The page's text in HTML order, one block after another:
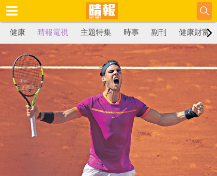
健康 晴報電視 主題特集 時事 副刊 健康財富